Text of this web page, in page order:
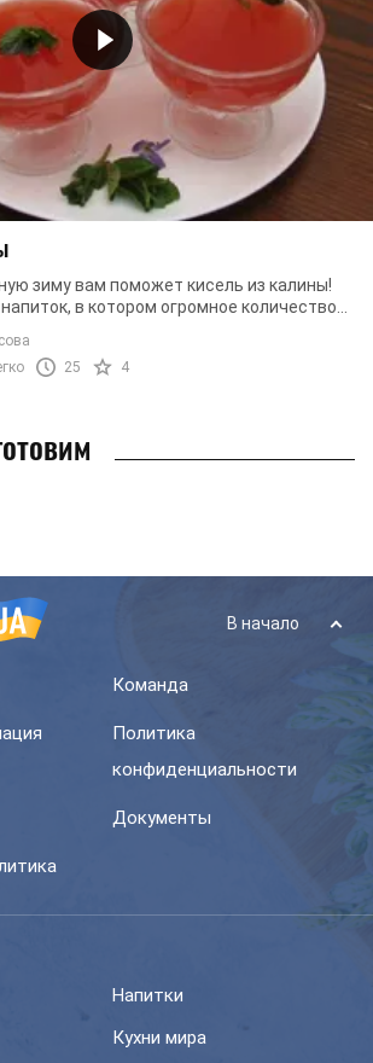
зиму вам поможет кисель из калины!
в котором огромное количество
ваш иммунитет и ...
25 4
В начало
Команда
Политика
конфиденциальности
Документы
Напитки
Кухни мира